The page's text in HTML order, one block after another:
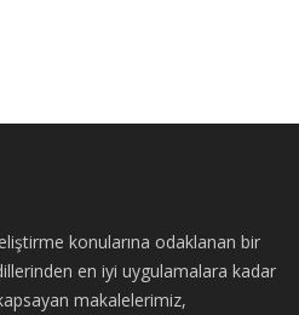
konularına odaklanan bir
en iyi uygulamalara kadar
makalelerimiz,